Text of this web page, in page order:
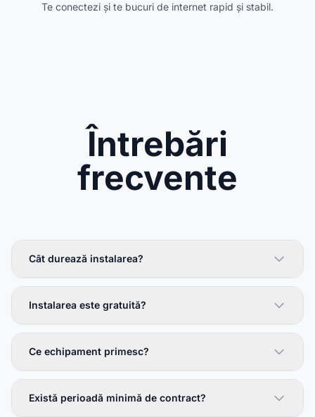
Te conectezi și te bucuri de internet rapid și stabil.
Întrebări
frecvente
Cât durează instalarea?
Instalarea este gratuită?
Ce echipament primesc?
Există perioadă minimă de contract?